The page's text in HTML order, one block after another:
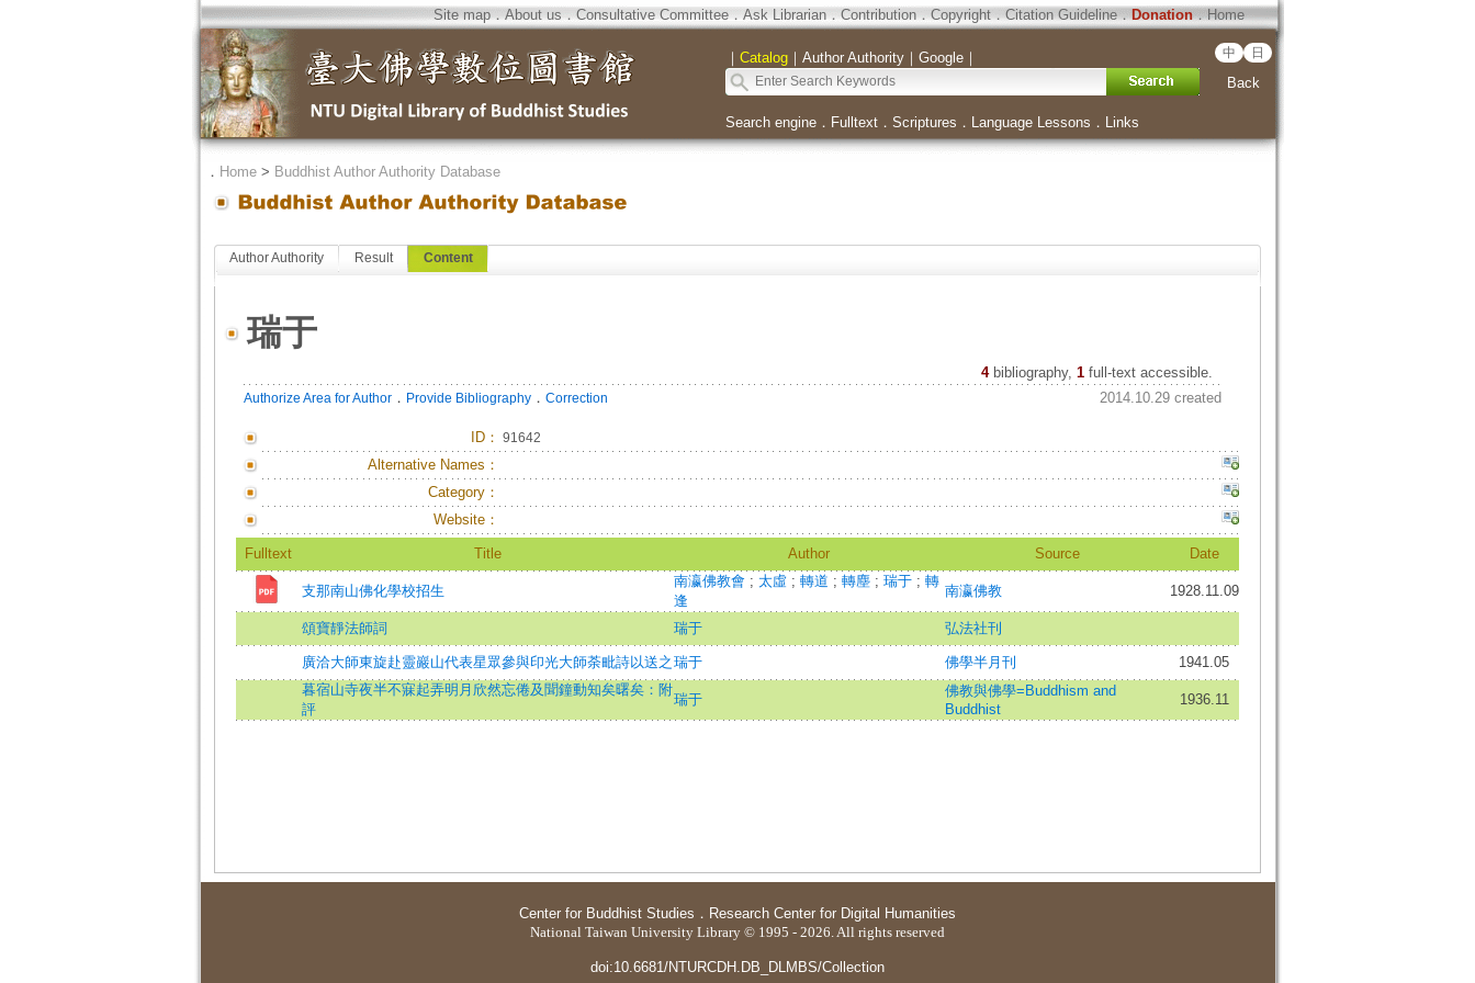
Site map．About us．Consultative Committee．Ask Librarian．Contribution．Copyright．Citation Guideline．Donation．Home
｜ Catalog｜ Author Authority｜ Google｜ 中 日
Back
Search engine． Fulltext． Scriptures ． Language Lessons ． Links
． Home> Buddhist Author Authority Database
Author Authority Result Content
瑞于
4 bibliography, 1full-text accessible.
Authorize Area for Author． Provide Bibliography． Correction 2014.10.29 created
ID： 91642
Alternative Names：
Category：
Website：
Fulltext Title Author Source Date
支那南山佛化學校招生
南瀛佛教會 ; 太虛 ; 轉道 ; 轉塵 ; 瑞于 ; 轉
逢
南瀛佛教 1928.11.09
頌寶靜法師詞 瑞于 弘法社刊
廣洽大師東旋赴靈巖山代表星眾參與印光大師荼毗詩以送之 瑞于 佛學半月刊
1941.05
暮宿山寺夜半不寐起弄明月欣然忘倦及聞鐘動知矣曙矣：附
評
瑞于
佛教與佛學=Buddhism and
Buddhist
1936.11
Center for Buddhist Studies ． Research Center for Digital Humanities
National Taiwan University Library © 1995 - 2026. All rights reserved
doi:10.6681/NTURCDH.DB_DLMBS/Collection